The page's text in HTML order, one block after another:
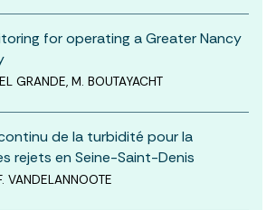
for operating a Greater Nancy
GRANDE, M. BOUTAYACHT
de la turbidité pour la
rejets en Seine-Saint-Denis
VANDELANNOOTE